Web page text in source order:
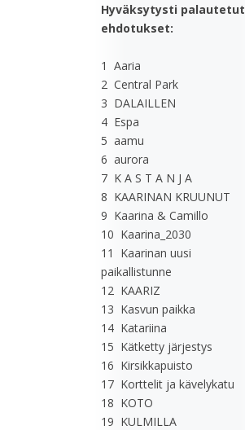
Hyväksytysti palautetut
ehdotukset:
1 Aaria
2 Central Park
3 DALAILLEN
4 Espa
5 aamu
6 aurora
7 K A S T A N J A
8 KAARINAN KRUUNUT
9 Kaarina & Camillo
10 Kaarina_2030
11 Kaarinan uusi
paikallistunne
12 KAARIZ
13 Kasvun paikka
14 Katariina
15 Kätketty järjestys
16 Kirsikkapuisto
17 Korttelit ja kävelykatu
18 KOTO
19 KULMILLA